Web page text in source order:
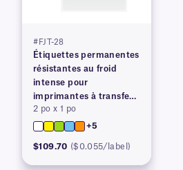
#FJT-28
Étiquettes permanentes
résistantes au froid
intense pour
imprimantes à transfert
thermique
2 po x 1 po
+5
$109.70 ($0.055/label)